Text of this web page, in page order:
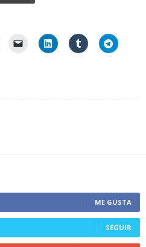
ME GUSTA
SEGUIR